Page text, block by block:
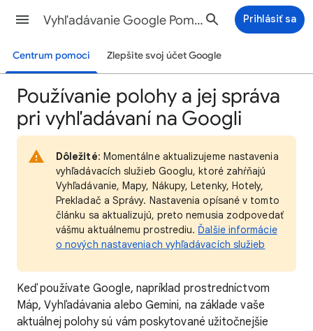
Vyhľadávanie Google Pomocník Prihlásiť sa
Centrum pomoci Zlepšite svoj účet Google
Používanie polohy a jej správa
pri vyhľadávaní na Googli
Dôležité: Momentálne aktualizujeme nastavenia
vyhľadávacích služieb Googlu, ktoré zahŕňajú
Vyhľadávanie, Mapy, Nákupy, Letenky, Hotely,
Prekladač a Správy. Nastavenia opísané v tomto
článku sa aktualizujú, preto nemusia zodpovedať
vášmu aktuálnemu prostrediu. Ďalšie informácie
o nových nastaveniach vyhľadávacích služieb
Keďpoužívate Google, napríklad prostredníctvom
Máp, Vyhľadávania alebo Gemini, na základe vaše
aktuálnej polohy sú vám poskytované užitočnejšie